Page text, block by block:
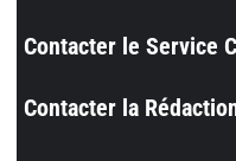
Contacter le Service
Contacter la